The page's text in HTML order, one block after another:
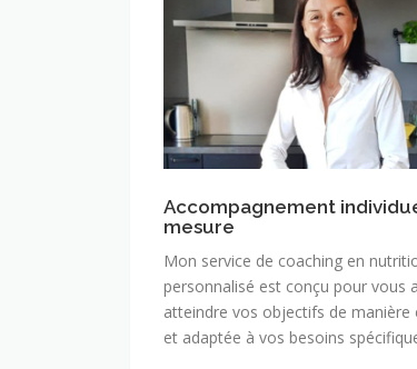
Accompagnement
mesure
Mon service de coaching en
personnalisé est conçu pour vous
atteindre vos objectifs de manière
et adaptée à vos besoins